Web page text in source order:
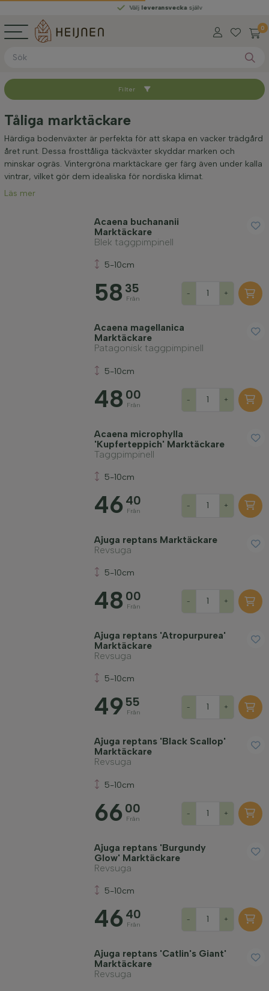
leveransveckasjälv
0
Sortera med
Tillgänglig
Höjd vid leverans (cm)
Fruktbärande växter
Filter
Tåliga marktäckare
Härdiga bodenväxter är perfekta för att skapa en vacker trädgård
året runt. Dessa frosttåliga täckväxter skyddar marken och
minskar ogräs. Vintergröna marktäckare ger färg även under kalla
vintrar, vilket gör dem idealiska för nordiska klimat.
Läs mer
Acaena buchananii
Marktäckare
Blek taggpimpinell
5-10cm
58 35
Från
- +
Acaena magellanica
Marktäckare
Patagonisk taggpimpinell
5-10cm
48 00
Från
- +
Acaena microphylla
'Kupferteppich' Marktäckare
Taggpimpinell
5-10cm
46 40
Från
- +
Ajuga reptans Marktäckare
Revsuga
5-10cm
48 00
Från
- +
Ajuga reptans 'Atropurpurea'
Marktäckare
Revsuga
5-10cm
49 55
Från
- +
Ajuga reptans 'Black Scallop'
Marktäckare
Revsuga
5-10cm
66 00
Från
- +
Ajuga reptans 'Burgundy
Glow' Marktäckare
Revsuga
5-10cm
46 40
Från
- +
Ajuga reptans 'Catlin's Giant'
Marktäckare
Revsuga